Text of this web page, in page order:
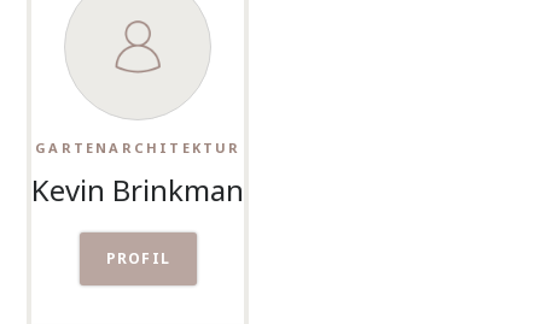
GARTENARCHITEKTUR
Kevin Brinkman
PROFIL